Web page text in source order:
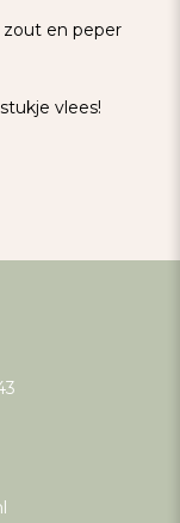
en peper
vlees!